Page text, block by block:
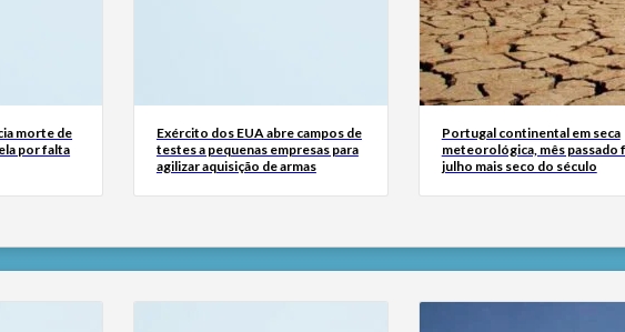
morte de
por falta
Exército dos EUA abre campos de
testes a pequenas empresas para
agilizar aquisição de armas
Portugal continental em seca
meteorológica, mês passado
julho mais seco do século